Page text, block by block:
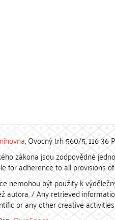
, Ovocný trh 560/5, 116 36
zákona jsou zodpovědné
for adherence to all provisions
nemohou být použity k
autora. / Any retrieved
or any other creative